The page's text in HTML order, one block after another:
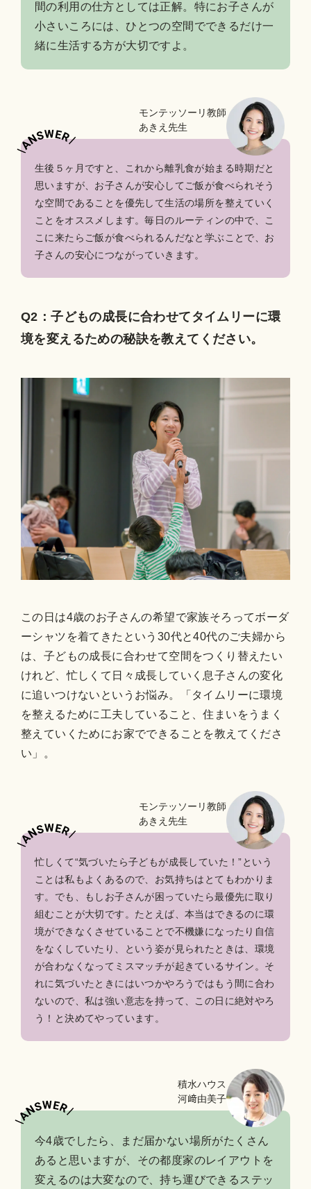
間の利用の仕方としては正解。特にお子さんが
小さいころには、ひとつの空間でできるだけ一
緒に生活する方が大切ですよ。
モンテッソーリ教師
あきえ先生
生後５ヶ月ですと、これから離乳食が始まる時期だと
思いますが、お子さんが安心してご飯が食べられそう
な空間であることを優先して生活の場所を整えていく
ことをオススメします。毎日のルーティンの中で、こ
こに来たらご飯が食べられるんだなと学ぶことで、お
子さんの安心につながっていきます。
Q2：子どもの成長に合わせてタイムリーに環
境を変えるための秘訣を教えてください。
この日は4歳のお子さんの希望で家族そろってボーダ
ーシャツを着てきたという30代と40代のご夫婦から
は、子どもの成長に合わせて空間をつくり替えたい
けれど、忙しくて日々成長していく息子さんの変化
に追いつけないというお悩み。「タイムリーに環境
を整えるために工夫していること、住まいをうまく
整えていくためにお家でできることを教えてくださ
い」。
モンテッソーリ教師
あきえ先生
忙しくて“気づいたら子どもが成長していた！”という
ことは私もよくあるので、お気持ちはとてもわかりま
す。でも、もしお子さんが困っていたら最優先に取り
組むことが大切です。たとえば、本当はできるのに環
境ができなくさせていることで不機嫌になったり自信
をなくしていたり、という姿が見られたときは、環境
が合わなくなってミスマッチが起きているサイン。そ
れに気づいたときにはいつかやろうではもう間に合わ
ないので、私は強い意志を持って、この日に絶対やろ
う！と決めてやっています。
積水ハウス
河﨑由美子
今4歳でしたら、まだ届かない場所がたくさん
あると思いますが、その都度家のレイアウトを
変えるのは大変なので、持ち運びできるステッ